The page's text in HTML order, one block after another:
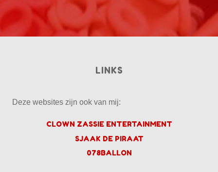
LINKS
Deze websites zijn ook van mij:
CLOWN ZASSIE ENTERTAINMENT
SJAAK DE PIRAAT
078BALLON